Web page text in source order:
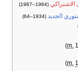
الاشتراكي (1964–1987)
الجديد (1934–64)
m.
m.
)